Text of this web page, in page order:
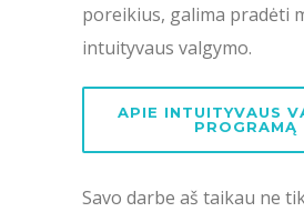
poreikius, galima pradėti
intuityvaus valgymo.
APIE INTUITYVAUS
PROGRAMĄ
Savo darbe aš taikau ne